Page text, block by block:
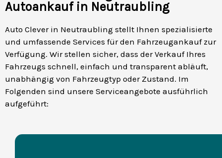
Autoankauf in Neutraubling
Auto Clever in Neutraubling stellt Ihnen spezialisierte
und umfassende Services für den Fahrzeugankauf zur
Verfügung. Wir stellen sicher, dass der Verkauf Ihres
Fahrzeugs schnell, einfach und transparent abläuft,
unabhängig von Fahrzeugtyp oder Zustand. Im
Folgenden sind unsere Serviceangebote ausführlich
aufgeführt: